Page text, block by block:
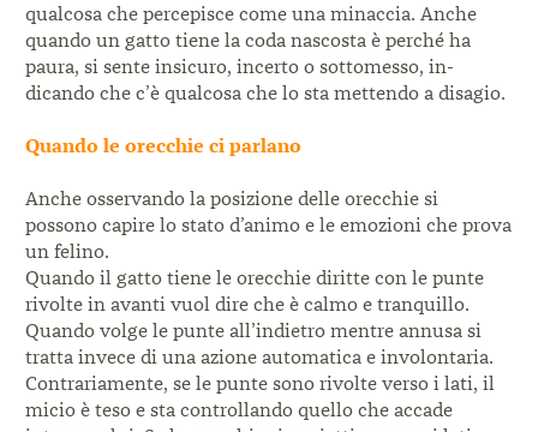
qualcosa che percepisce come una minaccia. Anche
quando un gatto tiene la coda nascosta è perché ha
paura, si sente insicuro, incerto o sottomesso, in-
dicando che c’è qualcosa che lo sta mettendo a disagio.
Quando le orecchie ci parlano
Anche osservando la posizione delle orecchie si
possono capire lo stato d’animo e le emozioni che prova
un felino.
Quando il gatto tiene le orecchie diritte con le punte
rivolte in avanti vuol dire che è calmo e tranquillo.
Quando volge le punte all’indietro mentre annusa si
tratta invece di una azione automatica e involontaria.
Contrariamente, se le punte sono rivolte verso i lati, il
micio è teso e sta controllando quello che accade